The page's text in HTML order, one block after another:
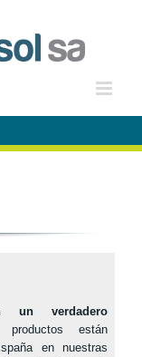
un verdadero
están
en nuestras